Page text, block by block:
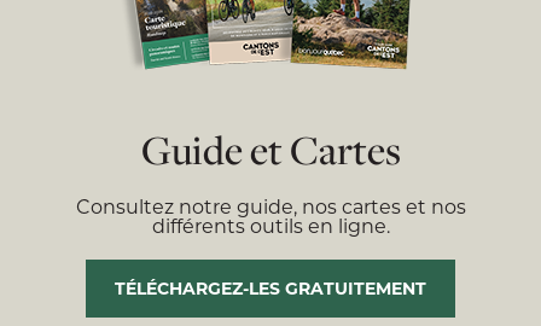
Guide et Cartes
Consultez notre guide, nos cartes et nos
différents outils en ligne.
TÉLÉCHARGEZ-LES GRATUITEMENT